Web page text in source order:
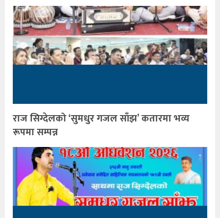
राज सिग्देलको ‘सुमधुर गजल साँझ’ कतारमा भव्य
रूपमा सम्पन्न